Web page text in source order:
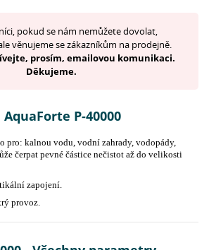
pokud se nám nemůžete dovolat,
věnujeme se zákazníkům na prodejně.
prosím, emailovou komunikaci.
Děkujeme.
P-40000
pro: kalnou vodu, vodní zahrady, vodopády,
čerpat pevné částice nečistot až do velikosti
zapojení.
provoz.